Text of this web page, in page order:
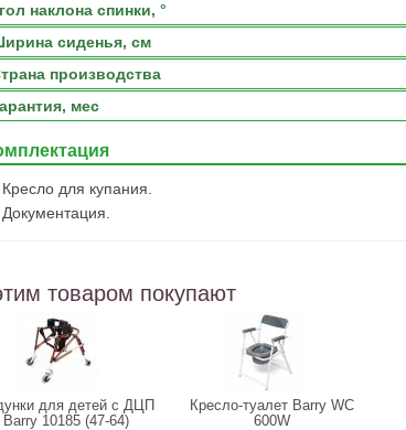
наклона спинки, °
сиденья, см
производства
мес
Кресло для купания.
Документация.
товаром покупают
для детей с ДЦП
Barry 10185 (47-64)
Кресло-туалет Barry WC
600W